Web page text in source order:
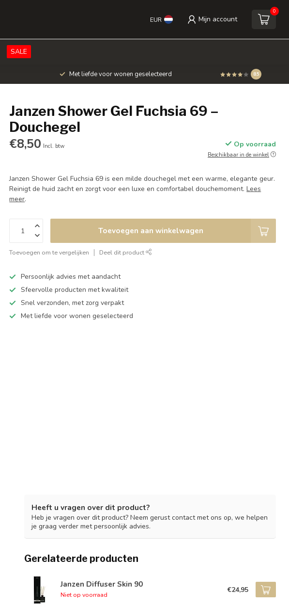
EUR Mijn account
0
SALE
Met liefde voor wonen geselecteerd 8.5
Janzen Shower Gel Fuchsia 69 –
Douchegel
€8,50 Incl. btw Op voorraad
Beschikbaar in de winkel
Janzen Shower Gel Fuchsia 69 is een milde douchegel met een warme, elegante geur.
Reinigt de huid zacht en zorgt voor een luxe en comfortabel douchemoment.Lees
meer.
Toevoegen aan winkelwagen
Toevoegen om te vergelijken Deel dit product
Persoonlijk advies met aandacht
Sfeervolle producten met kwaliteit
Snel verzonden, met zorg verpakt
Met liefde voor wonen geselecteerd
Heeft u vragen over dit product?
Heb je vragen over dit product? Neem gerust contact met ons op, we helpen
je graag verder met persoonlijk advies.
Gerelateerde producten
Janzen Diffuser Skin 90
Niet op voorraad
€24,95